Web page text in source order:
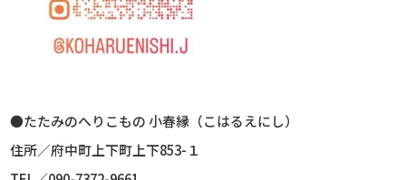
●たたみのへりこもの 小春縁（こはるえにし）
住所／府中町上下町上下853- １